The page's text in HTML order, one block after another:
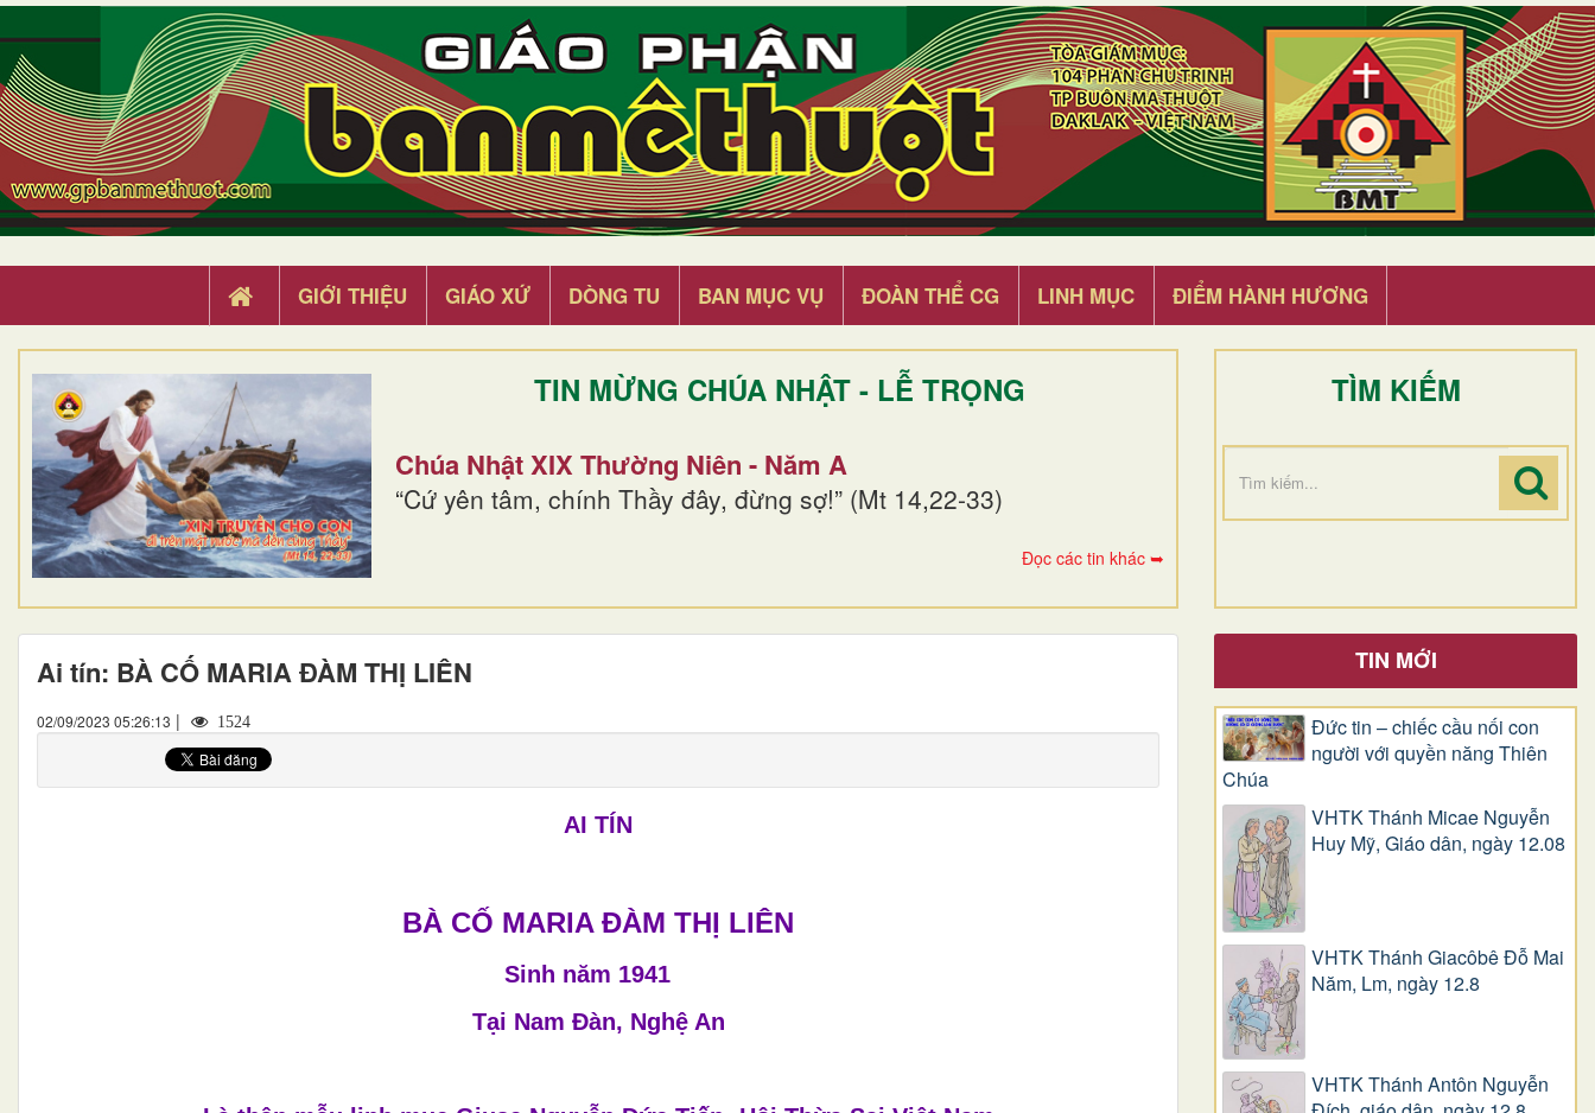
GIỚI THIỆU GIÁO XỨ DÒNG TU BAN MỤC VỤ ĐOÀN THỂ CG LINH MỤC ĐIỂM HÀNH HƯƠNG
TIN MỪNG CHÚA NHẬT - LỄ TRỌNG
Chúa Nhật XIX Thường Niên - Năm A
“Cứ yên tâm, chính Thầy đây, đừng sợ!” (Mt 14,22-33)
Đọc các tin khác ➥
TÌM KIẾM
Ai tín: BÀ CỐ MARIA ĐÀM THỊ LIÊN
02/09/2023 05:26:13 | 1524
AI TÍN
BÀ CỐ MARIA ĐÀM THỊ LIÊN
Sinh năm 1941
Tại Nam Đàn, Nghệ An
TIN MỚI
Đức tin – chiếc cầu nối con
người với quyền năng Thiên
Chúa
VHTK Thánh Micae Nguyễn
Huy Mỹ, Giáo dân, ngày 12.08
VHTK Thánh Giacôbê Ðỗ Mai
Năm, Lm, ngày 12.8
VHTK Thánh Antôn Nguyễn